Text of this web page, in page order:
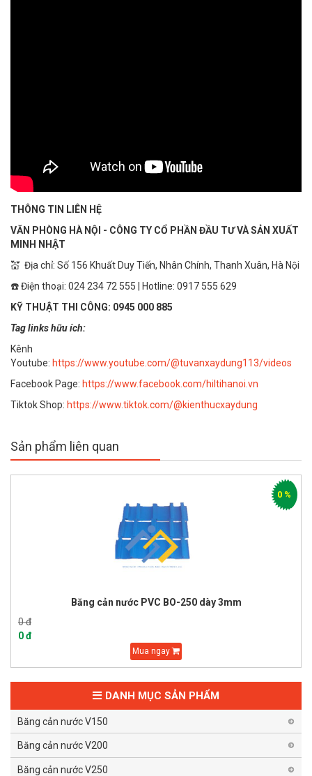
THÔNG TIN LIÊN HỆ
VĂN PHÒNG HÀ NỘI - CÔNG TY CỔ PHẦN ĐẦU TƯ VÀ SẢN XUẤT
MINH NHẬT
💒 Địa chỉ: Số 156 Khuất Duy Tiến, Nhân Chính, Thanh Xuân, Hà Nội
☎️ Điện thoại: 024 234 72 555 | Hotline: 0917 555 629
KỸ THUẬT THI CÔNG: 0945 000 885
Tag links hữu ích:
Kênh
Youtube: https://www.youtube.com/@tuvanxaydung113/videos
Facebook Page: https://www.facebook.com/hiltihanoi.vn
Tiktok Shop: https://www.tiktok.com/@kienthucxaydung
Sản phẩm liên quan
Băng cản nước PVC BO-250 dày 3mm
0 đ
0 đ
Mua ngay
0 %
DANH MỤC SẢN PHẨM
Băng cản nước V150
Băng cản nước V200
Băng cản nước V250